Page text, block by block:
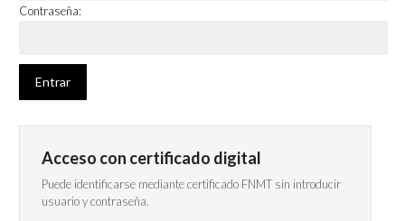
Contraseña:
Acceso con certificado digital
Puede identificarse mediante certificado FNMT sin introducir
usuario y contraseña.